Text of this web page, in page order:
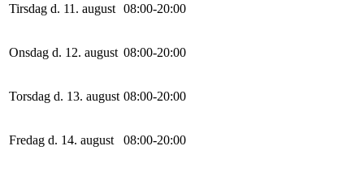
Tirsdag d. 11. august 08:00-20:00
Onsdag d. 12. august 08:00-20:00
Torsdag d. 13. august 08:00-20:00
Fredag d. 14. august 08:00-20:00